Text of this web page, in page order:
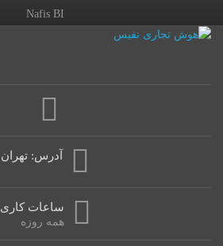
Nafis BI
آدرس: تهران
ساعات کاری
همه روزه